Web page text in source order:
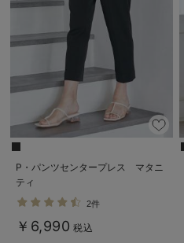
P・パンツセンタープレス マタニ
ティ
2件
￥6,990 税込